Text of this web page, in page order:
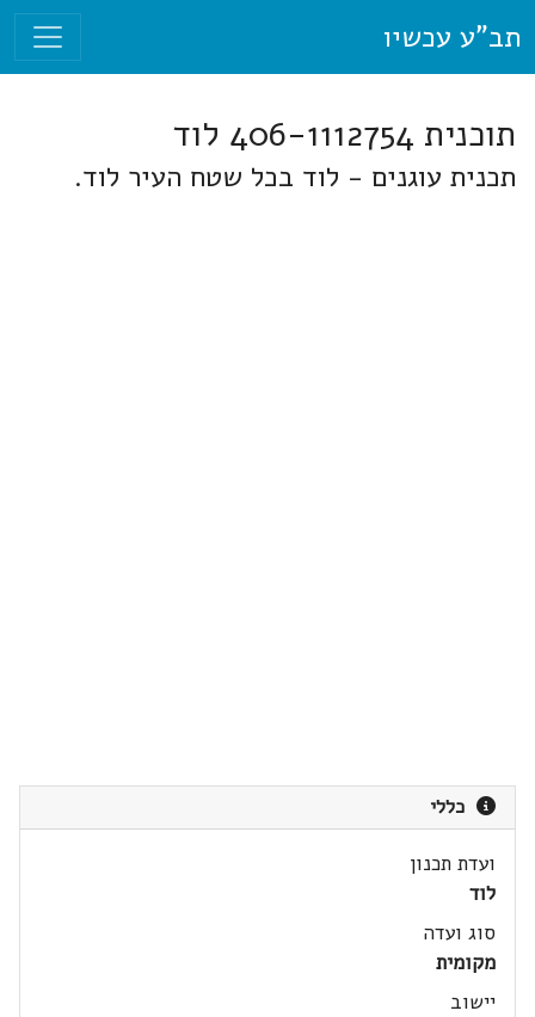
תב"ע עכשיו
תוכנית 406-1112754 לוד
תכנית עוגנים - לוד בכל שטח העיר לוד.
כללי
ועדת תכנון
לוד
סוג ועדה
מקומית
יישוב